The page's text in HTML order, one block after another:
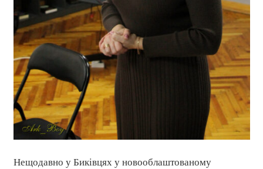
Нещодавно у Биківцях у новооблаштованому